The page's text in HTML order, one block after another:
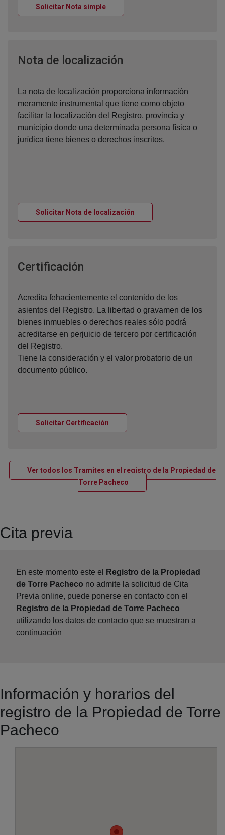
Solicitar Nota simpleVentana nueva
Nota de localización
La nota de localización proporciona información
meramente instrumental que tiene como objeto
facilitar la localización del Registro, provincia y
municipio donde una determinada persona física o
jurídica tiene bienes o derechos inscritos.
Solicitar Nota de localización
Certificación
Acredita fehacientemente el contenido de los
asientos del Registro. La libertad o gravamen de los
bienes inmuebles o derechos reales sólo podrá
acreditarse en perjuicio de tercero por certificación
del Registro.
Tiene la consideración y el valor probatorio de un
documento público.
Solicitar Certificación
Ver todos los Tramites en el registro de la Propiedad de
Torre Pacheco Ventana nueva
Cita previa
En este momento este el
Registro de la Propiedad
de Torre Pacheco no admite la solicitud de Cita
Previa online, puede ponerse en contacto con el
Registro de la Propiedad de Torre Pacheco
utilizando los datos de contacto que se muestran a
continuación
Información y horarios del
registro de la Propiedad de Torre
Pacheco